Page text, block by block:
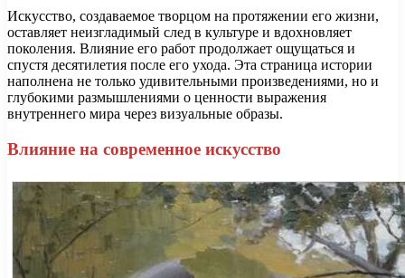
Искусство, создаваемое творцом на протяжении его жизни,
оставляет неизгладимый след в культуре и вдохновляет
поколения. Влияние его работ продолжает ощущаться и
спустя десятилетия после его ухода. Эта страница истории
наполнена не только удивительными произведениями, но и
глубокими размышлениями о ценности выражения
внутреннего мира через визуальные образы.
Влияние на современное искусство